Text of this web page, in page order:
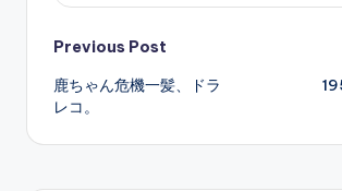
Post
navigation
Previous Post
鹿ちゃん危機一髪、ドラ
レコ。